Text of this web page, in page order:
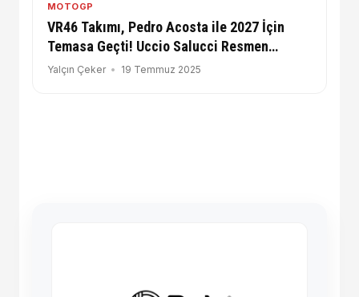
MOTOGP
VR46 Takımı, Pedro Acosta ile 2027 İçin
Temasa Geçti! Uccio Salucci Resmen
Doğruladı
Yalçın Çeker 19 Temmuz 2025